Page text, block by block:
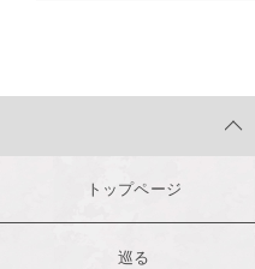
トップページ
巡る